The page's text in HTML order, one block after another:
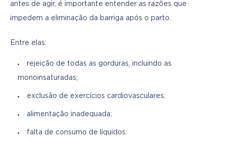
antes de agir, é importante entender as razões que
impedem a eliminação da barriga após o parto.
Entre elas:
rejeição de todas as gorduras, incluindo as
monoinsaturadas;
exclusão de exercícios cardiovasculares;
alimentação inadequada;
falta de consumo de líquidos.